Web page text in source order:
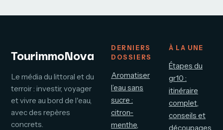
TourimmoNova
Le média du littoral et du
terroir : investir, voyager
et vivre au bord de l'eau,
avec des repères
concrets.
DERNIERS
DOSSIERS
Aromatiser
l’eau sans
sucre :
citron-
menthe,
À LA UNE
Étapes du
gr10 :
itinéraire
complet,
conseils et
découpages